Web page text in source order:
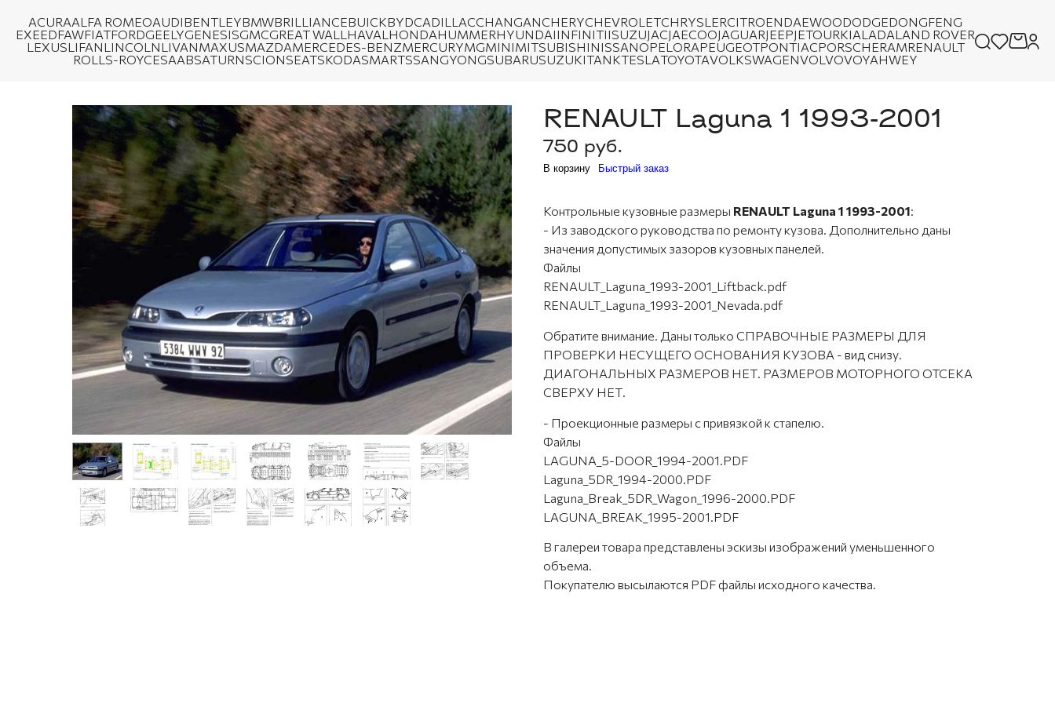
ACURAALFA ROMEOAUDIBENTLEYBMWBRILLIANCEBUICKBYDCADILLACCHANGANCHERYCHEVROLETCHRYSLERCITROENDAEWOODODGEDONGFENG
EXEEDFAWFIATFORDGEELYGENESISGMCGREAT WALL HAVAL HONDAHUMMERHYUNDAIINFINITIISUZUJACJAECOOJAGUARJEEPJETOURKIALADALAND ROVER
LEXUSLIFANLINCOLNLIVANMAXUSMAZDAMERCEDES-BENZMERCURYMGMINIMITSUBISHINISSANOPEL ORAPEUGEOTPONTIACPORSCHERAMRENAULT
ROLLS-ROYCESAABSATURNSCIONSEATSKODASMARTSSANGYONGSUBARUSUZUKITANKTESLATOYOTAVOLKSWAGENVOLVOVOYAHWEY
RENAULT Laguna 1 1993-2001
750 руб.
В корзину Быстрый заказ
Контрольные кузовные размеры RENAULT Laguna 1 1993-2001:
- Из заводского руководства по ремонту кузова. Дополнительно даны
значения допустимых зазоров кузовных панелей.
Файлы
RENAULT_Laguna_1993-2001_Liftback.pdf
RENAULT_Laguna_1993-2001_Nevada.pdf
Обратите внимание. Даны только СПРАВОЧНЫЕ РАЗМЕРЫ ДЛЯ
ПРОВЕРКИ НЕСУЩЕГО ОСНОВАНИЯ КУЗОВА - вид снизу.
ДИАГОНАЛЬНЫХ РАЗМЕРОВ НЕТ. РАЗМЕРОВ МОТОРНОГО ОТСЕКА
СВЕРХУ НЕТ.
- Проекционные размеры с привязкой к стапелю.
Файлы
LAGUNA_5-DOOR_1994-2001.PDF
Laguna_5DR_1994-2000.PDF
Laguna_Break_5DR_Wagon_1996-2000.PDF
LAGUNA_BREAK_1995-2001.PDF
В галереи товара представлены эскизы изображений уменьшенного
объема.
Покупателю высылаются PDF файлы исходного качества.